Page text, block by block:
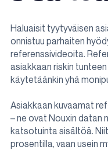
Haluaisit tyytyväisen
onnistuu parhaiten
referenssivideoita.
asiakkaan riskin
käytetäänkin yhä
Asiakkaan kuvaamat
– ne ovat Nouxin datan
katsotuinta sisältöä.
prosentilla, vaan usein